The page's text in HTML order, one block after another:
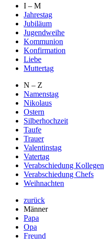
I – M
Jahrestag
Jubiläum
Jugendweihe
Kommunion
Konfirmation
Liebe
Muttertag
N – Z
Namenstag
Nikolaus
Ostern
Silberhochzeit
Taufe
Trauer
Valentinstag
Vatertag
Verabschiedung Kollegen
Verabschiedung Chefs
Weihnachten
zurück
Männer
Papa
Opa
Freund